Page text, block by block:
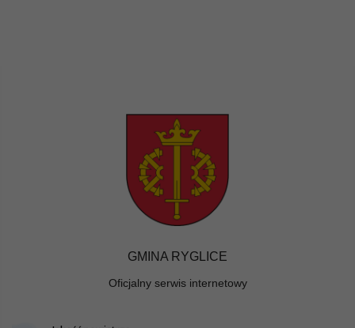
GMINA RYGLICE
Oficjalny serwis internetowy